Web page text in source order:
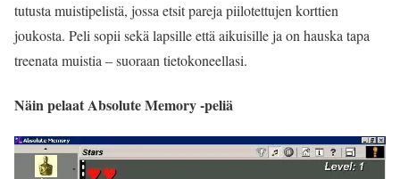
tutusta muistipelistä, jossa etsit pareja piilotettujen korttien
joukosta. Peli sopii sekä lapsille että aikuisille ja on hauska tapa
treenata muistia – suoraan tietokoneellasi.
Näin pelaat Absolute Memory -peliä